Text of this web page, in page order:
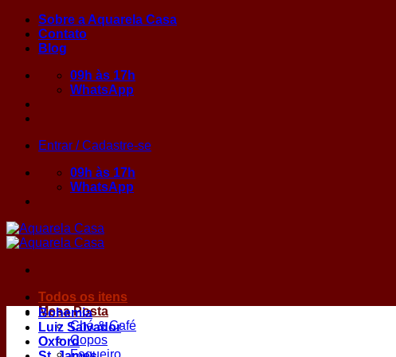
Skip
content
Sobre a Aquarela Casa
Contato
Blog
09h às 17h
WhatsApp
Entrar / Cadastre-se
09h às 17h
WhatsApp
Todos os itens
Mesa Posta
Chá & Café
Copos
Faqueiro
Bohemia
Luiz Salvador
Oxford